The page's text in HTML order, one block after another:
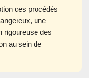
des procédés
une
rigoureuse des
au sein de